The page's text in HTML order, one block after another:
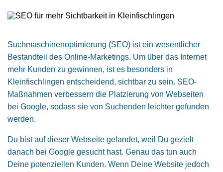
Suchmaschinenoptimierung (SEO) ist ein wesentlicher
Bestandteil des Online-Marketings. Um über das Internet
mehr Kunden zu gewinnen, ist es besonders in
Kleinfischlingen entscheidend, sichtbar zu sein. SEO-
Maßnahmen verbessern die Platzierung von Webseiten
bei Google, sodass sie von Suchenden leichter gefunden
werden.
Du bist auf dieser Webseite gelandet, weil Du gezielt
danach bei Google gesucht hast. Genau das tun auch
Deine potenziellen Kunden. Wenn Deine Website jedoch